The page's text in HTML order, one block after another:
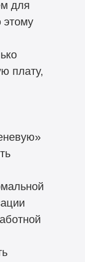
для
этому
плату,